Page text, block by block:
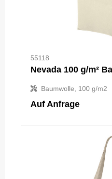
55118
Baumwolle, 100 g/m2
Auf Anfrage